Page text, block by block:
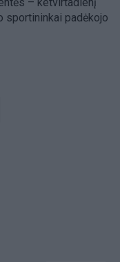
sportininkai padėkojo